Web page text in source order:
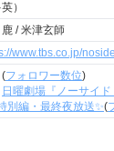
）
/ 米津玄師
www.tbs.co.jp/
(フォロワー数位)
日曜劇場『ノーサイ
別編・最終夜放送✨(